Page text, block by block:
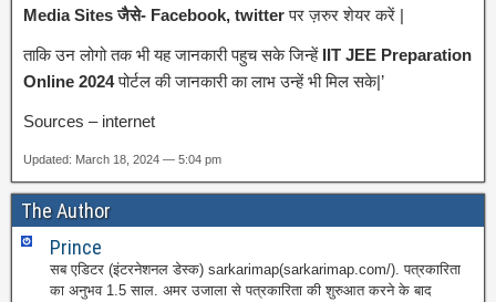
Media Sites जैसे- Facebook, twitterपर ज़रुर शेयर करें |
ताकि उन लोगो तक भी यह जानकारी पहुच सके जिन्हें IIT JEE Preparation
Online 2024पोर्टल की जानकारी का लाभ उन्हें भी मिल सके|’
Sources – internet
Updated: March 18, 2024 — 5:04 pm
The Author
Prince
सब एडिटर (इंटरनेशनल डेस्क) sarkarimap(sarkarimap.com/). पत्रकारिता
का अनुभव 1.5 साल. अमर उजाला से पत्रकारिता की शुरुआत करने के बाद